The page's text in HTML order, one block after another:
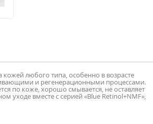
любого типа, особенно в возрасте
и регенерационными процессами.
по коже, хорошо смывается, не оставляет
уходе вместе с серией «Blue Retinol+NMF»,